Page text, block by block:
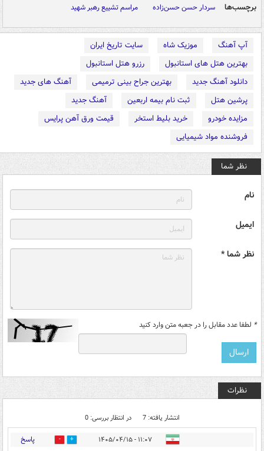
برچسب‌ها سردار حسن حسن‌زاده مراسم تشییع رهبر شهید
آپ آهنگ موزیک شاه
سایت تاریخ ایران
بهترین هتل های استانبول
رزرو هتل استانبول
دانلود آهنگ جدید
بهترین جراح بینی ترمیمی
آهنگ های جدید
پرشین هتل
ثبت نام بیمه اربعین
آهنگ جدید
مزایده خودرو
خرید بلیط استخر
قیمت ورق آهن پرایس
فروشنده مواد شیمیایی
نظر شما
نام
ایمیل
نظر شما *
* لطفا عدد مقابل را در جعبه متن وارد کنید
نظرات
انتشار یافته: 7 در انتظار بررسی: 0
۱۱:۰۷ - ۱۴۰۵/۰۴/۱۵ 8 پاسخ